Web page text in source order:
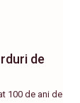
de
100 de ani de